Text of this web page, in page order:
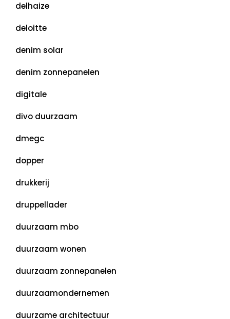
delhaize
deloitte
denim solar
denim zonnepanelen
digitale
divo duurzaam
dmegc
dopper
drukkerij
druppellader
duurzaam mbo
duurzaam wonen
duurzaam zonnepanelen
duurzaamondernemen
duurzame architectuur